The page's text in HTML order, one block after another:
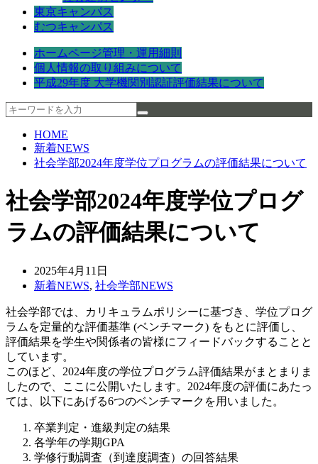
東京キャンパス
むつキャンパス
ホームページ管理・運用細則
個人情報の取り組みについて
平成29年度 大学機関別認証評価結果について
HOME
新着NEWS
社会学部2024年度学位プログラムの評価結果について
社会学部2024年度学位プログ
ラムの評価結果について
2025年4月11日
新着NEWS, 社会学部NEWS
社会学部では、カリキュラムポリシーに基づき、学位プログ
ラムを定量的な評価基準 (ベンチマーク) をもとに評価し、
評価結果を学生や関係者の皆様にフィードバックすることと
しています。
このほど、2024年度の学位プログラム評価結果がまとまりま
したので、ここに公開いたします。2024年度の評価にあたっ
ては、以下にあげる6つのベンチマークを用いました。
卒業判定・進級判定の結果
各学年の学期GPA
学修行動調査（到達度調査）の回答結果